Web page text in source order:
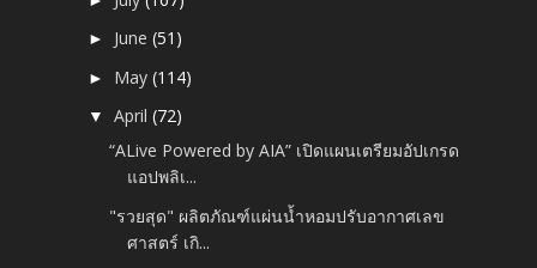
► June(51)
► May(114)
▼April(72)
“ALive Powered by AIA” เปิดแผนเตรียมอัปเกรด
แอปพลิเ...
"รวยสุด" ผลิตภัณฑ์แผ่นน้ำหอมปรับอากาศเลข
ศาสตร์ เกิ...